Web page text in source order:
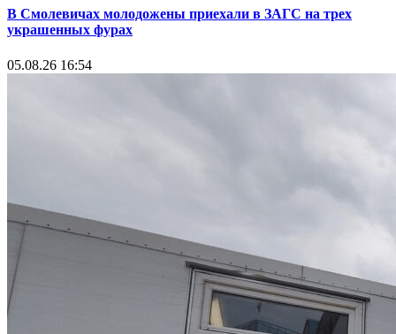
В Смолевичах молодожены приехали в ЗАГС на трех
украшенных фурах
05.08.26 16:54